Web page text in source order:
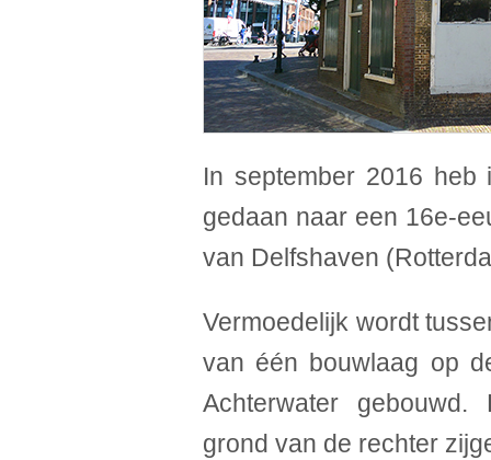
In september 2016 heb
gedaan naar een 16e-
van Delfshaven
Vermoedelijk wordt
van één bouwlaag op
Achterwater
grond van de rechter